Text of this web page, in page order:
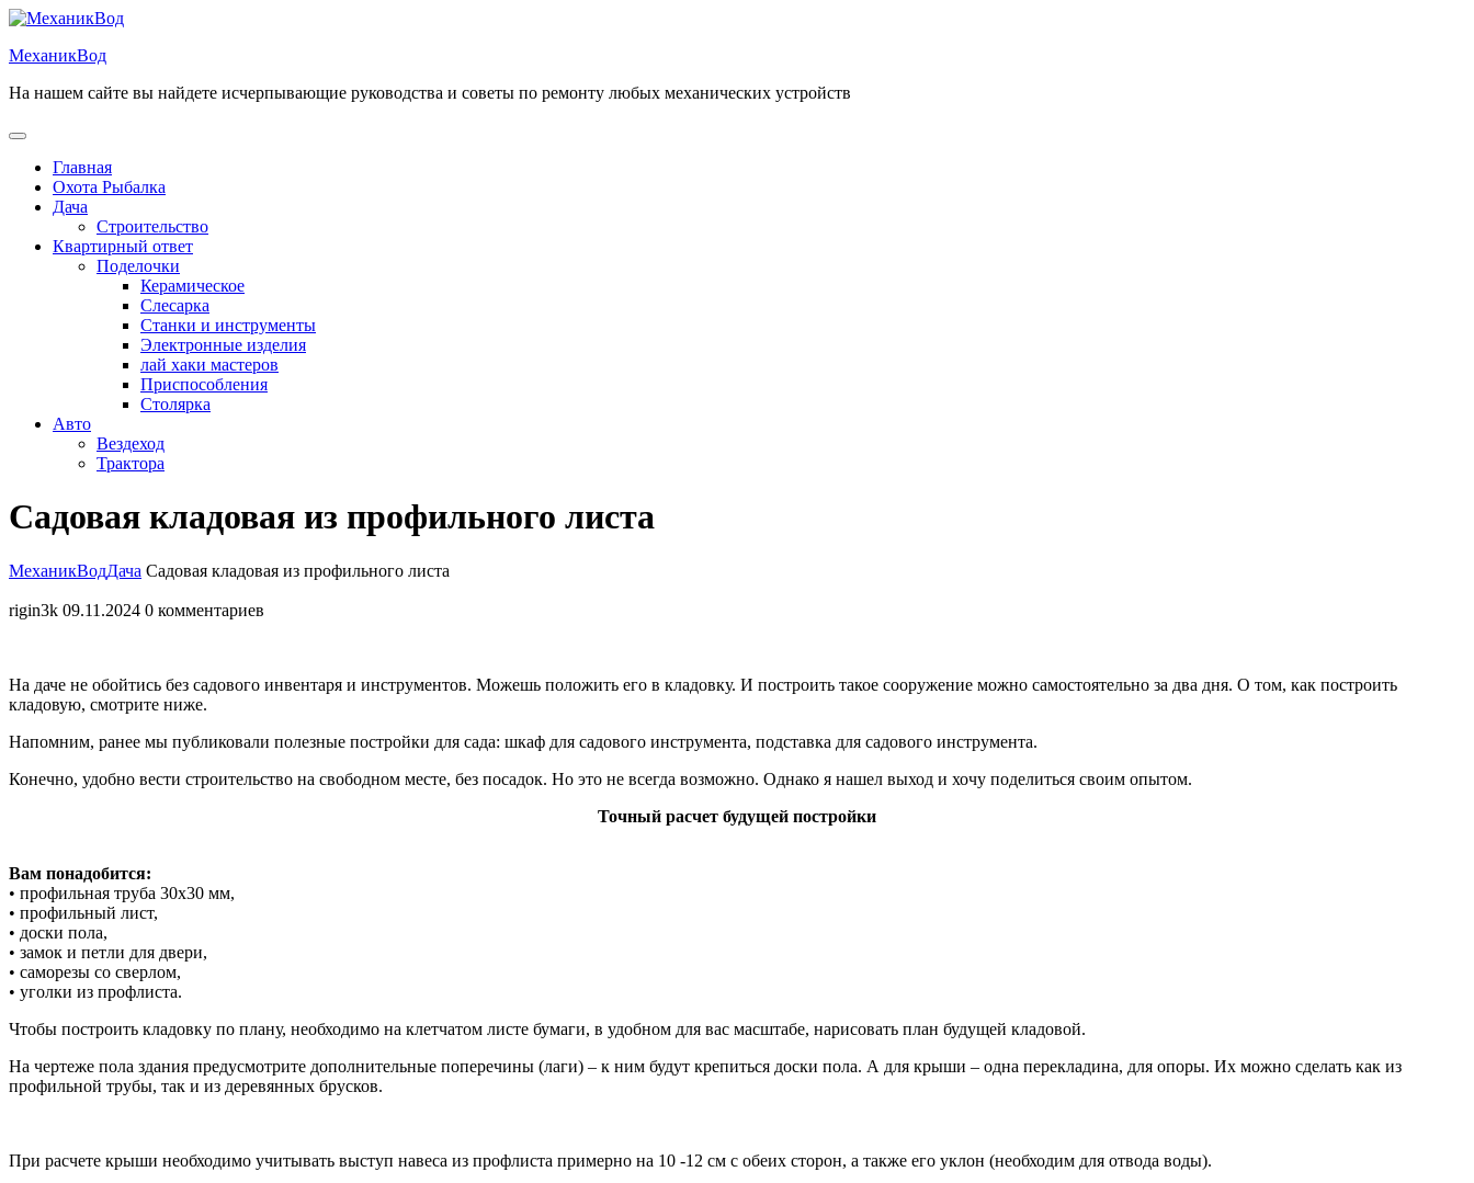
Перейти
содержимому
МеханикВод
На нашем сайте вы найдете исчерпывающие руководства и советы по ремонту любых механических устройств
Открыть
Главная
Охота Рыбалка
Дача
Строительство
Квартирный ответ
Поделочки
Керамическое
Слесарка
Станки и инструменты
Электронные изделия
лай хаки мастеров
Приспособления
Столярка
Авто
Вездеход
Трактора
меню
Садовая кладовая из профильного листа
МеханикВодДача Садовая кладовая из профильного листа
rigin3k 09.11.2024 0 комментариев
На даче не обойтись без садового инвентаря и инструментов. Можешь положить его в кладовку. И построить такое сооружение можно самостоятельно за два дня. О том, как построить
кладовую, смотрите ниже.
Напомним, ранее мы публиковали полезные постройки для сада: шкаф для садового инструмента, подставка для садового инструмента.
Конечно, удобно вести строительство на свободном месте, без посадок. Но это не всегда возможно. Однако я нашел выход и хочу поделиться своим опытом.
Точный расчет будущей постройки
Вам понадобится:
• профильная труба 30х30 мм,
• профильный лист,
• доски пола,
• замок и петли для двери,
• саморезы со сверлом,
• уголки из профлиста.
Чтобы построить кладовку по плану, необходимо на клетчатом листе бумаги, в удобном для вас масштабе, нарисовать план будущей кладовой.
На чертеже пола здания предусмотрите дополнительные поперечины (лаги) – к ним будут крепиться доски пола. А для крыши – одна перекладина, для опоры. Их можно сделать как из
профильной трубы, так и из деревянных брусков.
При расчете крыши необходимо учитывать выступ навеса из профлиста примерно на 10 -12 см с обеих сторон, а также его уклон (необходим для отвода воды).